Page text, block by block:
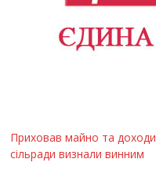
Приховав майно та
сільради визнали винним